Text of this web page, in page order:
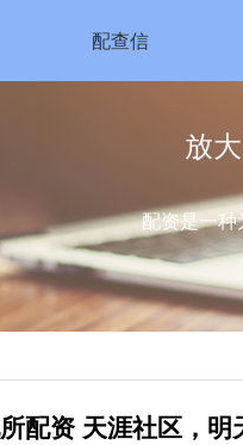
配查信
放
配资是一
配资 天涯社区，明